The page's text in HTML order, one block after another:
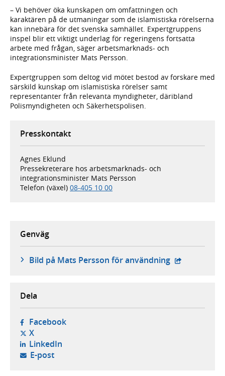
– Vi behöver öka kunskapen om omfattningen och
karaktären på de utmaningar som de islamistiska rörelserna
kan innebära för det svenska samhället. Expertgruppens
inspel blir ett viktigt underlag för regeringens fortsatta
arbete med frågan, säger arbetsmarknads- och
integrationsminister Mats Persson.
Expertgruppen som deltog vid mötet bestod av forskare med
särskild kunskap om islamistiska rörelser samt
representanter från relevanta myndigheter, däribland
Polismyndigheten och Säkerhetspolisen.
Presskontakt
Agnes Eklund
Pressekreterare hos arbetsmarknads- och
integrationsminister Mats Persson
Telefon (växel) 08-405 10 00
Genväg
Bild på Mats Persson för användning - extern
Dela
Facebook- öppnas i ny flik, extern webbplats,
X- öppnas i ny flik, extern webbplats,
LinkedIn- öppnas i ny flik, extern webbplats,
E-post- öppnar din e-postklient,